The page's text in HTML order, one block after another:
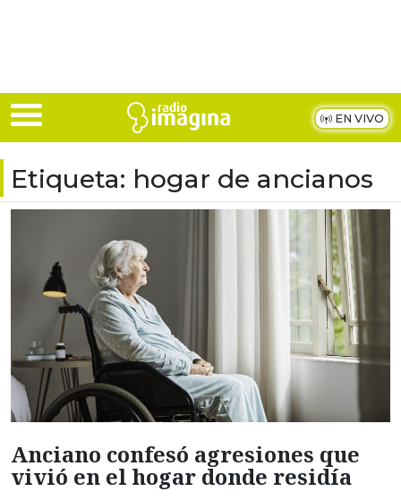
EN VIVO
Etiqueta: hogar de ancianos
Anciano confesó agresiones que
vivió en el hogar donde residía